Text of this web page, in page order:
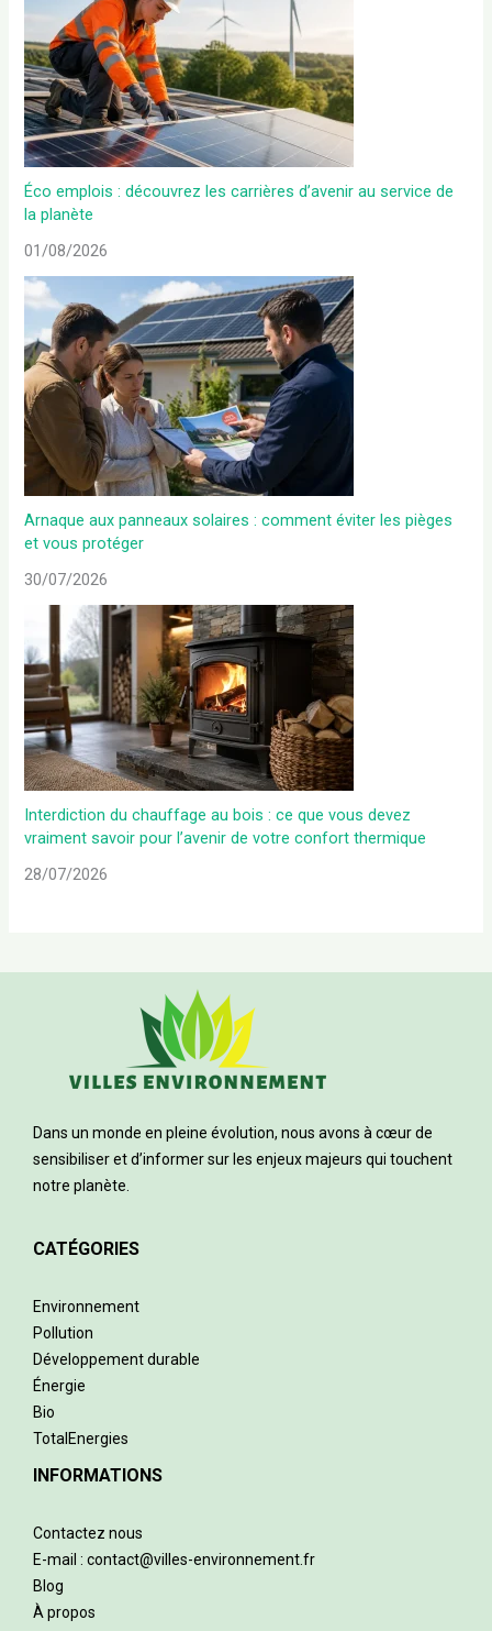
Éco emplois : découvrez les carrières d’avenir au service de
la planète
01/08/2026
Arnaque aux panneaux solaires : comment éviter les pièges
et vous protéger
30/07/2026
Interdiction du chauffage au bois : ce que vous devez
vraiment savoir pour l’avenir de votre confort thermique
28/07/2026
Dans un monde en pleine évolution, nous avons à cœur de
sensibiliser et d’informer sur les enjeux majeurs qui touchent
notre planète.
CATÉGORIES
Environnement
Pollution
Développement durable
Énergie
Bio
TotalEnergies
INFORMATIONS
Contactez nous
E-mail : contact@villes-environnement.fr
Blog
À propos